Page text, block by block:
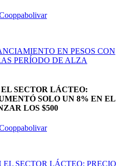
SECTOR LÁCTEO:
SOLO UN 8% EN EL
LOS $500